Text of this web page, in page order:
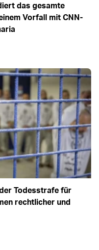
das gesamte
Vorfall mit CNN-
Todesstrafe für
rechtlicher und